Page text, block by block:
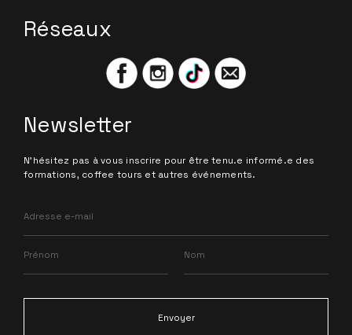
Réseaux
Newsletter
N'hésitez pas à vous inscrire pour être tenu.e informé.e des
formations, coffee tours et autres événements.